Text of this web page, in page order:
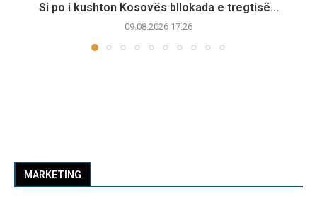
Si po i kushton Kosovës bllokada e tregtisë...
09.08.2026 17:26
MARKETING